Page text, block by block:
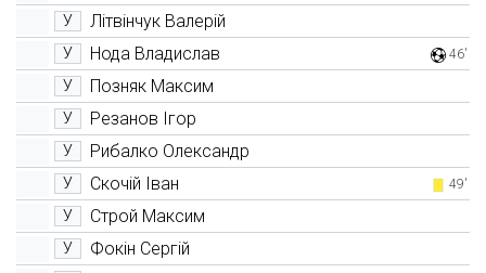
У Літвінчук Валерій
У Нода Владислав 46'
У Позняк Максим
У Резанов Ігор
У Рибалко Олександр
У Скочій Іван 49'
У Строй Максим
У Фокін Сергій